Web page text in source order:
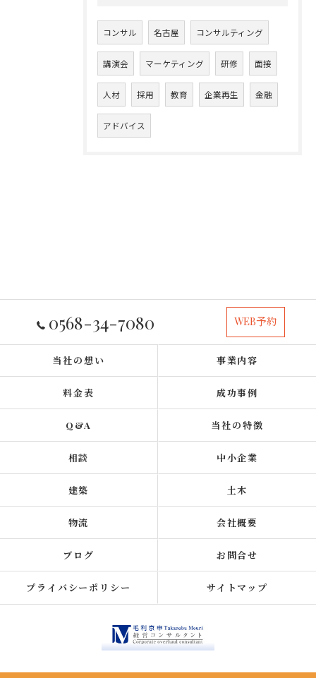
コンサル 名古屋 コンサルティング
講演会 マーケティング 研修 面接
人材 採用 教育 企業再生 金融
アドバイス
0568-34-7080 WEB予約
当社の想い 事業内容
料金表 成功事例
Q&A 当社の特徴
相談 中小企業
建築 土木
物流 会社概要
ブログ お問合せ
プライバシーポリシー サイトマップ